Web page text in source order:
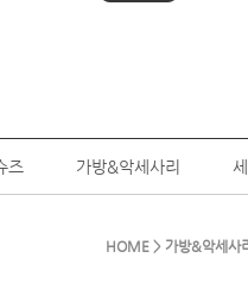
즈 가방&악세사리
HOME > 가방&악세사